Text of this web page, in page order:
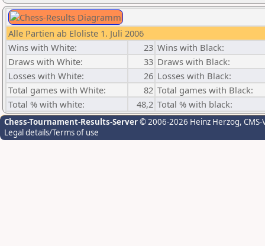
Alle Partien ab Eloliste 1. Juli 2006
Wins with White:
23 Wins with Black:
Draws with White:
33 Draws with Black:
Losses with White:
26 Losses with Black:
Total games with White:
82 Total games with Black:
Total % with white:
48,2 Total % with black:
Chess-Tournament-Results-Server© 2006-2026 Heinz Herzog,
Legal details/Terms of use